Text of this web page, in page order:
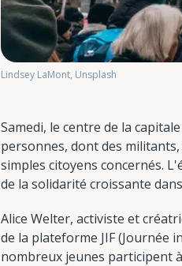
Lindsey LaMont, Unsplash
Samedi, le centre de la
personnes, dont des
simples citoyens concernés.
de la solidarité croissante
Alice Welter, activiste et
de la plateforme JIF (Journée
nombreux jeunes participent